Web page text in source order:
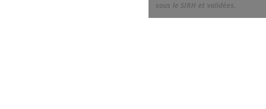
sous le SIRH et validées.